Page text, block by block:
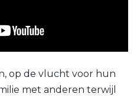
op de vlucht voor hun
met anderen terwijl